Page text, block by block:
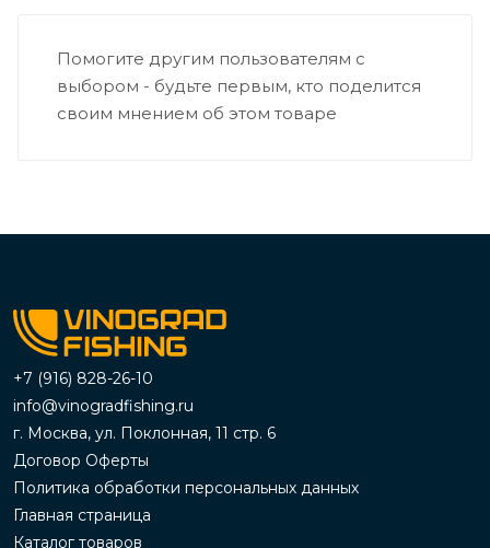
Помогите другим пользователям с
выбором - будьте первым, кто поделится
своим мнением об этом товаре
+7 (916) 828-26-10
info@vinogradfishing.ru
г. Москва, ул. Поклонная, 11 стр. 6
Договор Оферты
Политика обработки персональных данных
Главная страница
Каталог товаров